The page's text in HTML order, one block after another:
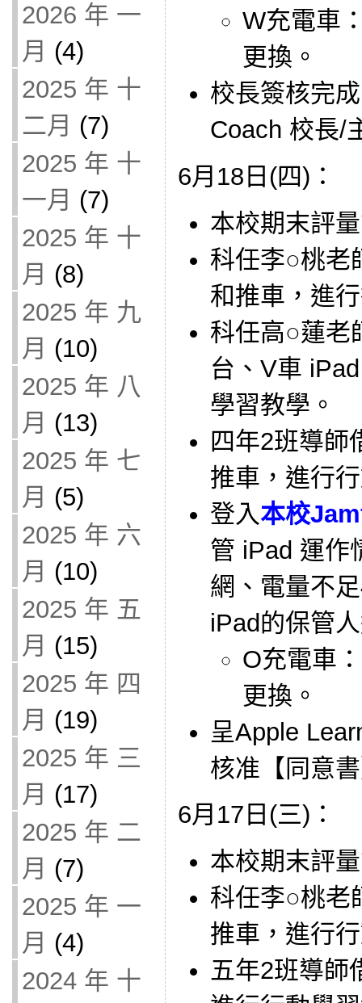
2026 年 一
月 (4)
2025 年 十
二月 (7)
2025 年 十
一月 (7)
2025 年 十
月 (8)
2025 年 九
月 (10)
2025 年 八
月 (13)
2025 年 七
月 (5)
2025 年 六
月 (10)
2025 年 五
月 (15)
2025 年 四
月 (19)
2025 年 三
月 (17)
2025 年 二
月 (7)
2025 年 一
月 (4)
2024 年 十
W充電車
更換。
校長簽核完
Coach 校長/
6月18日(四)：
本校期末評
科任李○桃老
和推車，進
科任高○蓮老
台、V車
學習教學。
四年2班導師
推車，進行
登入本校
管 iPad 運作
網、電量不
iPad的保管
O充電車
更換。
呈Apple
核准【同意
6月17日(三)：
本校期末評
科任李○桃老
推車，進行
五年2班導師